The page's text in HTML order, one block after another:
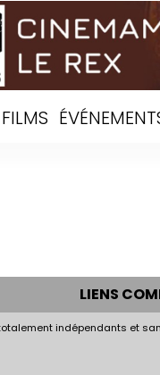
FILMS
LIENS
indépendants et